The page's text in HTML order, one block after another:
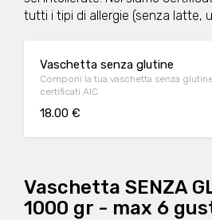
tutti i tipi di allergie (senza latte,
Vaschetta senza glutine
Componi la tua vaschetta senza
certificati AIC
18.00 €
Vaschetta SENZA
1000 gr - max 6